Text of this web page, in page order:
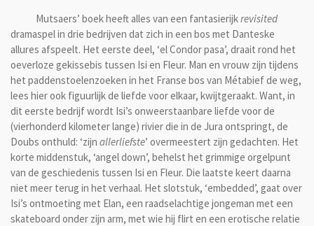
Mutsaers’ boek heeft alles van een fantasierijkrevisited
dramaspel in drie bedrijven dat zich in een bos met Danteske
allures afspeelt. Het eerste deel, ‘el Condor pasa’, draait rond het
oeverloze gekissebis tussen Isi en Fleur. Man en vrouw zijn tijdens
het paddenstoelenzoeken in het Franse bos van Métabief de weg,
lees hier ook figuurlijk de liefde voor elkaar, kwijtgeraakt. Want, in
dit eerste bedrijf wordt Isi’s onweerstaanbare liefde voor de
(vierhonderd kilometer lange) rivier die in de Jura ontspringt, de
Doubs onthuld: ‘zijn allerliefste’ overmeestert zijn gedachten. Het
korte middenstuk, ‘angel down’, behelst het grimmige orgelpunt
van de geschiedenis tussen Isi en Fleur. Die laatste keert daarna
niet meer terug in het verhaal. Het slotstuk, ‘embedded’, gaat over
Isi’s ontmoeting met Elan, een raadselachtige jongeman met een
skateboard onder zijn arm, met wie hij flirt en een erotische relatie